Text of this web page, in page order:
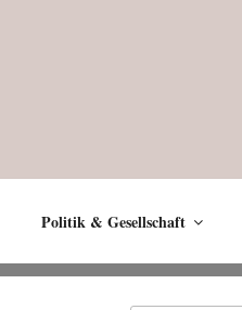
Politik & Gesellschaft